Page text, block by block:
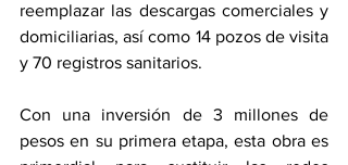
reemplazar las descargas comerciales y
domiciliarias, así como 14 pozos de visita
y 70 registros sanitarios.
Con una inversión de 3 millones de
pesos en su primera etapa, esta obra es